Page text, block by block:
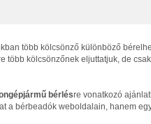
több kölcsönző különböző
több kölcsönzőnek eljuttatjuk, de
bérlésre vonatkozó
a bérbeadók weboldalain, hanem